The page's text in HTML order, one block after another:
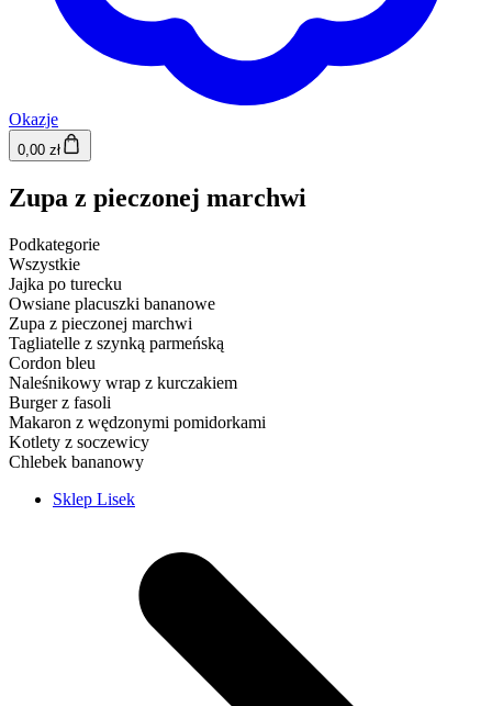
Okazje
0,00 zł
Zupa z pieczonej marchwi
Podkategorie
Wszystkie
Jajka po turecku
Owsiane placuszki bananowe
Zupa z pieczonej marchwi
Tagliatelle z szynką parmeńską
Cordon bleu
Naleśnikowy wrap z kurczakiem
Burger z fasoli
Makaron z wędzonymi pomidorkami
Kotlety z soczewicy
Chlebek bananowy
Sklep Lisek